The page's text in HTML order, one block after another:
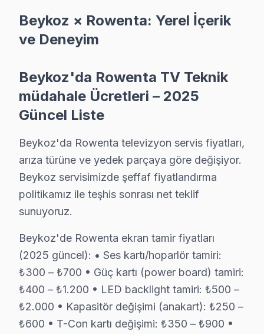
Rüzgarlıbahçe sakinleri için Rowenta TV tamir hizmetimiz:
Beykoz Rowenta Servis →
Soğuksu mahallesi Rowenta TV teknisyeniniz ortalama
Beykoz TV Servis Merkezi →
Beykoz'da Tokatköy bölgesi dahil tüm hizmet alanımızda
Beykoz Rowenta Servis →
Yalıköy Rowenta Servis
Rowenta TV Yalıköy'de internet bağlantısı sorunuyla
Yavuz Selim Rowenta Servis
Beykoz'nın Yavuz Selim bölgesindeki Rowenta
Yeni Mahalle Rowenta Servis
Beykoz'da Yeni Mahalle bölgesi dahil tüm hizmet
Beykoz × Rowenta: Yerel İçerik
ve Deneyim
Beykoz'da Rowenta TV Teknik
müdahale Ücretleri – 2025
Güncel Liste
Beykoz'da Rowenta televizyon servis fiyatları,
arıza türüne ve yedek parçaya göre değişiyor.
Beykoz servisimizde şeffaf fiyatlandırma
politikamız ile teşhis sonrası net teklif
sunuyoruz.
Beykoz'de Rowenta ekran tamir fiyatları
(2025 güncel): • Ses kartı/hoparlör tamiri:
₺300 – ₺700 • Güç kartı (power board) tamiri:
₺400 – ₺1.200 • LED backlight tamiri: ₺500 –
₺2.000 • Kapasitör değişimi (anakart): ₺250 –
₺600 • T-Con kartı değişimi: ₺350 – ₺900 •